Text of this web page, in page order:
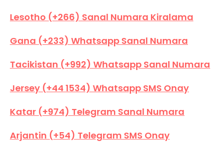
Lesotho (+266) Sanal Numara Kiralama
Gana (+233) Whatsapp Sanal Numara
Tacikistan (+992) Whatsapp Sanal Numara
Jersey (+44 1534) Whatsapp SMS Onay
Katar (+974) Telegram Sanal Numara
Arjantin (+54) Telegram SMS Onay